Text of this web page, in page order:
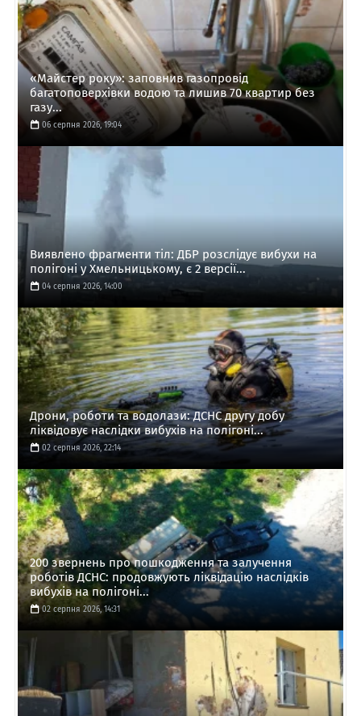
«Майстер року»: заповнив газопровід
багатоповерхівки водою та лишив 70 квартир без
газу...
06 серпня 2026, 19:04
Виявлено фрагменти тіл: ДБР розслідує вибухи на
полігоні у Хмельницькому, є 2 версії...
04 серпня 2026, 14:00
Дрони, роботи та водолази: ДСНС другу добу
ліквідовує наслідки вибухів на полігоні...
02 серпня 2026, 22:14
200 звернень про пошкодження та залучення
роботів ДСНС: продовжують ліквідацію наслідків
вибухів на полігоні...
02 серпня 2026, 14:31